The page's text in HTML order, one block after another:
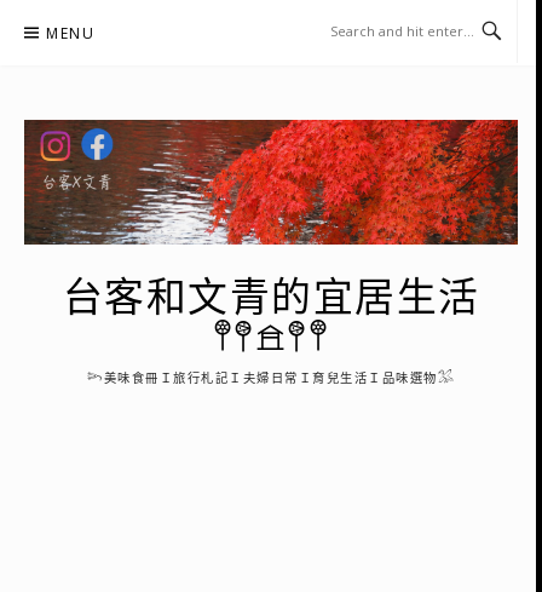
MENU
台客和文青的宜居生活
𖤣𖤥𖠿𖤥𖤣
𓆸美味食冊Ｉ旅行札記Ｉ夫婦日常Ｉ育兒生活Ｉ品味選物𓅮